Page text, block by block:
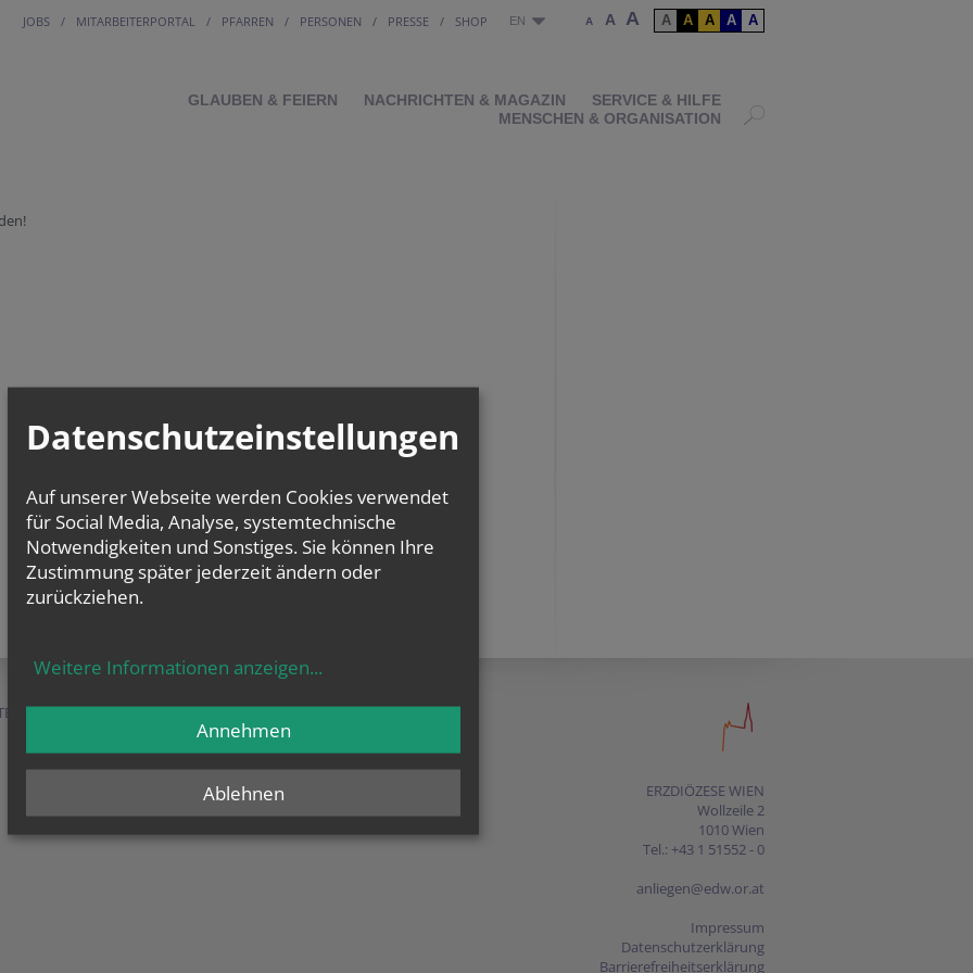
JOBS MITARBEITERPORTAL PFARREN PERSONEN PRESSE SHOP EN A A A A A A A A
GLAUBEN & FEIERN NACHRICHTEN & MAGAZIN
SERVICE & HILFE
MENSCHEN & ORGANISATION
&
SERVICE &
MENSCHEN &
ERZDIÖZESE WIEN
Wollzeile 2
1010 Wien
Tel.: +43 1 51552 - 0
anliegen@edw.or.at
Impressum
Datenschutzerklärung
Barrierefreiheitserklärung
Datenschutzeinstellungen
Auf unserer Webseite werden Cookies verwendet
für Social Media, Analyse, systemtechnische
Notwendigkeiten und Sonstiges. Sie können Ihre
Zustimmung später jederzeit ändern oder
zurückziehen.
Weitere Informationen anzeigen...
Ablehnen
Annehmen